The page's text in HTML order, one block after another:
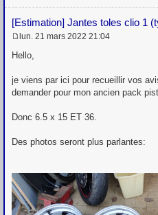
[Estimation] Jantes toles clio 1
e
a
g
lun. 21 mars 2022 21:04
Hello,
je viens par ici pour recueillir vos
demander pour mon ancien pack
Donc 6.5 x 15 ET 36.
Des photos seront plus parlantes: